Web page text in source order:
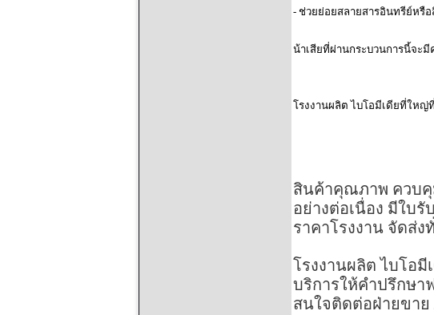
- ช่วยย่อยสลายสารอินทรีย์หรือ
น้าเสียที่ผ่านกระบวนการนี้จะ
โรงงานผลิต ไบโอมีเดียที่ใหญ่
สินค้าคุณภาพ ควบคุ
อย่างต่อเนื่อง มีใบ
ราคาโรงงาน จัดส่ง
โรงงานผลิต ไบโอ
บริการให้คำปรึกษา
สนใจติดต่อฝ่ายขาย